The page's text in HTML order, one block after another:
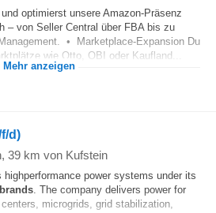
optimierst unsere Amazon-Präsenz
– von Seller Central über FBA bis zu
• Marketplace-Expansion Du
wie Otto, OBI oder Kaufland...
Mehr anzeigen
d)
, 39 km von Kufstein
power systems under its
brands. The company delivers power for
microgrids, grid stabilization,